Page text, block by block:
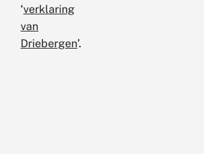
‘verklaring
van
Driebergen’.